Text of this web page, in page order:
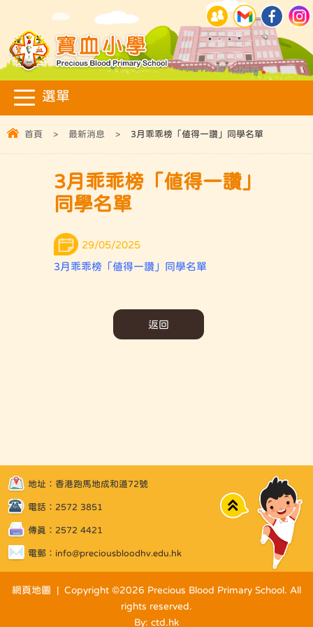
首頁 > 最新消息 > 3月乖乖榜「值得一讚」同學名單
3月乖乖榜「值得一讚」
同學名單
29/05/2025
3月乖乖榜「值得一讚」同學名單
返回
地址：香港跑馬地成和道72號
電話：2572 3851
傳真：2572 4421
電郵： info@preciousbloodhv.edu.hk
Top
網頁地圖 | Copyright ©2026 Precious Blood Primary School. All
rights reserved.
By: ctd.hk